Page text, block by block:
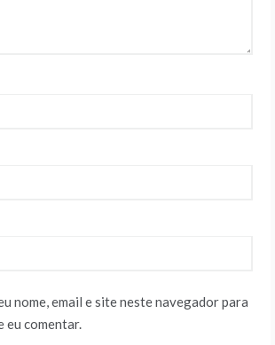
nome, email e site neste navegador para
eu comentar.